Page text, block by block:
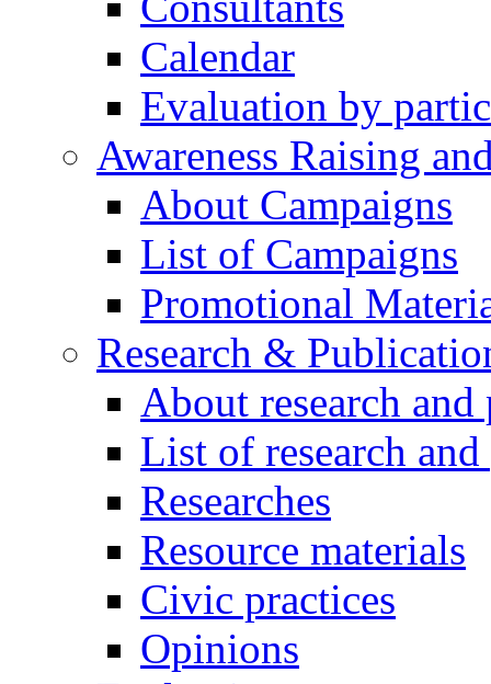
Calendar
Evaluation by
Awareness Raising
About Campaigns
List of Campaigns
Promotional
Research &
About research
List of research
Researches
Resource materials
Civic practices
Opinions